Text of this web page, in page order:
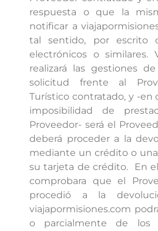
respuesta o que la
notificar a
tal sentido, por escrito
electrónicos o similares.
realizará las gestiones
solicitud frente al
Turístico contratado, y -en
imposibilidad de
Proveedor- será el
deberá proceder a la
mediante un crédito o
su tarjeta de crédito. En
comprobara que el
procedió a la
viajapormisiones.com
o parcialmente de los